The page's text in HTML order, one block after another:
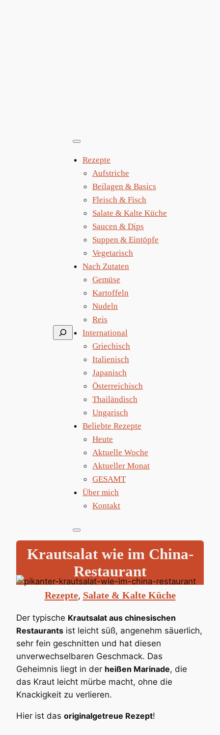
Suchen
Rezepte
Aufstriche
Beilagen & Basics
Fleisch & Fisch
Salate & Kalte Küche
Saucen & Dips
Suppen & Eintöpfe
Vegetarisch
Nach Zutaten
Gemüse
Kartoffeln
Nudeln
Reis
International
Griechisch
Italienisch
Japanisch
Österreichisch
Thailändisch
Ungarisch
Beliebte Rezepte
Heute
Aktuelle Woche
Aktueller Monat
GESAMT
Über mich
Kontakt
Krautsalat wie im China-
Restaurant
Rezepte, Salate & Kalte Küche
Der typische Krautsalat aus chinesischen
Restaurantsist leicht süß, angenehm säuerlich,
sehr fein geschnitten und hat diesen
unverwechselbaren Geschmack. Das
Geheimnis liegt in der heißen Marinade, die
das Kraut leicht mürbe macht, ohne die
Knackigkeit zu verlieren.
Hier ist das originalgetreue Rezept!